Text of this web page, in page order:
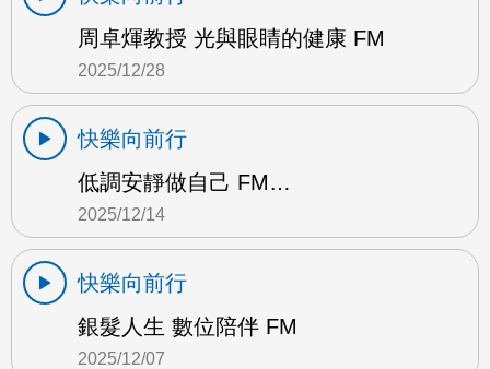
周卓煇教授 光與眼睛的健康 FM
2025/12/28
快樂向前行
低調安靜做自己 FM…
2025/12/14
快樂向前行
銀髮人生 數位陪伴 FM
2025/12/07